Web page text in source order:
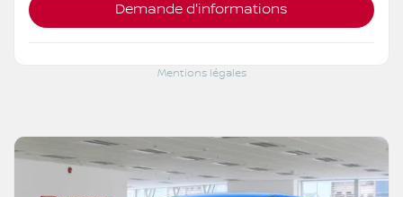
Demande d'informations
Mentions légales